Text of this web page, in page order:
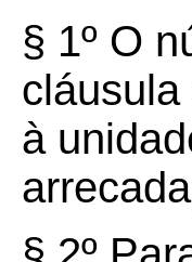
§ 1º O
à